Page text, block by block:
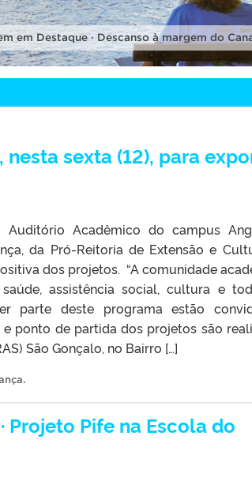
em Destaque · Descanso à margem do
sexta (12), para
Auditório Acadêmico do campus
da Pró-Reitoria de Extensão e
dos projetos. “A comunidade
assistência social, cultura e
parte deste programa estão
ponto de partida dos projetos são
São Gonçalo, no Bairro […]
.
Projeto Pife na Escola do